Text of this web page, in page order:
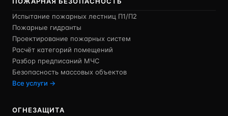
Испытание пожарных лестниц П1/П2
Пожарные гидранты
Проектирование пожарных систем
Расчёт категорий помещений
Разбор предписаний МЧС
Безопасность массовых объектов
Все услуги →
ОГНЕЗАЩИТА